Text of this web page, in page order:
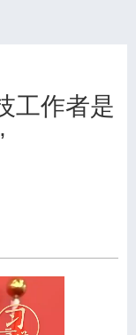
工作者是